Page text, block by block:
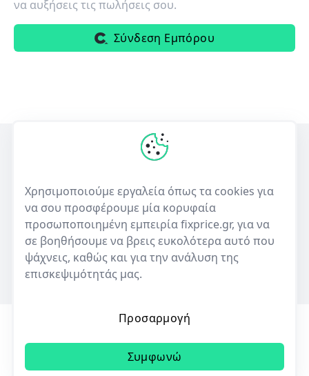
να αυξήσεις τις πωλήσεις σου.
Σύνδεση Εμπόρου
ηλεκτρονικών συσκευών και πώλησης μεταχειρισμένων.
50+
Καταστήματα
10,000+
Καταχωρίσεις επισκευών
© 2023 | All rights reserved
Χρησιμοποιούμε εργαλεία όπως τα cookies για
να σου προσφέρουμε μία κορυφαία
προσωποποιημένη εμπειρία fixprice.gr, για να
σε βοηθήσουμε να βρεις ευκολότερα αυτό που
ψάχνεις, καθώς και για την ανάλυση της
επισκεψιμότητάς μας.
Προσαρμογή
Συμφωνώ